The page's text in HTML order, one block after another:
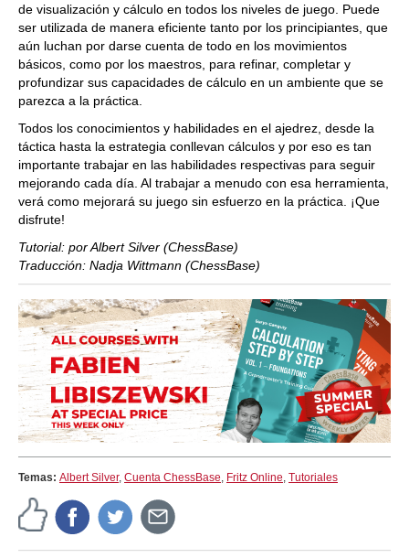
de visualización y cálculo en todos los niveles de juego. Puede
ser utilizada de manera eficiente tanto por los principiantes, que
aún luchan por darse cuenta de todo en los movimientos
básicos, como por los maestros, para refinar, completar y
profundizar sus capacidades de cálculo en un ambiente que se
parezca a la práctica.
Todos los conocimientos y habilidades en el ajedrez, desde la
táctica hasta la estrategia conllevan cálculos y por eso es tan
importante trabajar en las habilidades respectivas para seguir
mejorando cada día. Al trabajar a menudo con esa herramienta,
verá como mejorará su juego sin esfuerzo en la práctica. ¡Que
disfrute!
Tutorial: por Albert Silver (ChessBase)
Traducción: Nadja Wittmann (ChessBase)
Temas: Albert Silver, Cuenta ChessBase, Fritz Online, Tutoriales